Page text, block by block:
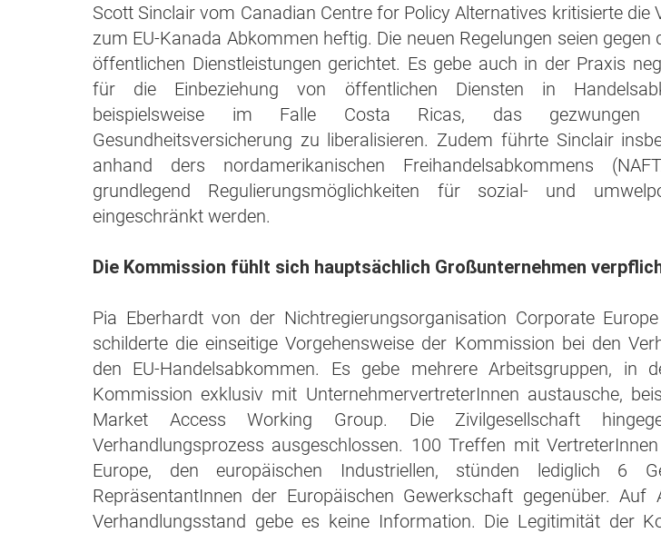
Scott Sinclair vom Canadian Centre for Policy Alternatives kritisierte die
zum EU-Kanada Abkommen heftig. Die neuen Regelungen seien gegen
öffentlichen Dienstleistungen gerichtet. Es gebe auch in der Praxis
für die Einbeziehung von öffentlichen Diensten in
beispielsweise im Falle Costa Ricas, das
Gesundheitsversicherung zu liberalisieren. Zudem führte Sinclair
anhand ders nordamerikanischen Freihandelsabkommens
grundlegend Regulierungsmöglichkeiten für sozial- und
eingeschränkt werden.
Die Kommission fühlt sich hauptsächlich Großunternehmen
Pia Eberhardt von der Nichtregierungsorganisation Corporate
schilderte die einseitige Vorgehensweise der Kommission bei den
den EU-Handelsabkommen. Es gebe mehrere Arbeitsgruppen, in
Kommission exklusiv mit UnternehmervertreterInnen austausche,
Market Access Working Group. Die Zivilgesellschaft
Verhandlungsprozess ausgeschlossen. 100 Treffen mit
Europe, den europäischen Industriellen, stünden lediglich 6
RepräsentantInnen der Europäischen Gewerkschaft gegenüber. Auf
Verhandlungsstand gebe es keine Information. Die Legitimität der